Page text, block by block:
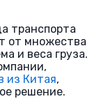
транспорта
от множества
и веса груза.
из Китая,
решение.